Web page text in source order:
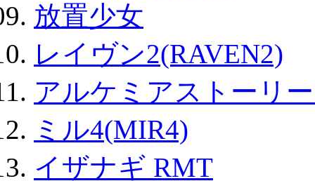
放置少女
レイヴン2(RAVEN2)
アルケミアストーリ
ミル4(MIR4)
イザナギ RMT